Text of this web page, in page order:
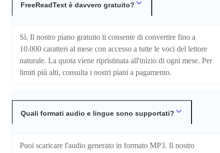
FreeReadText è davvero gratuito?
Sì. Il nostro piano gratuito ti consente di convertire fino a
10.000 caratteri al mese con accesso a tutte le voci del lettore
naturale. La quota viene ripristinata all'inizio di ogni mese. Per
limiti più alti, consulta i nostri piani a pagamento.
Quali formati audio e lingue sono supportati?
Puoi scaricare l'audio generato in formato MP3. Il nostro